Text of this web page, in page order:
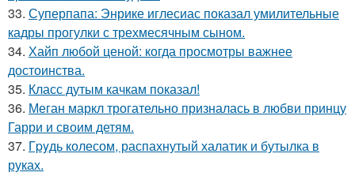
33. Суперпапа: Энрике иглесиас показал умилительные
кадры прогулки с трехмесячным сыном.
34. Хайп любой ценой: когда просмотры важнее
достоинства.
35. Класс дутым качкам показал!
36. Меган маркл трогательно призналась в любви принцу
Гарри и своим детям.
37. Гpyдь колесом, распахнутый халатик и бутылка в
руках.